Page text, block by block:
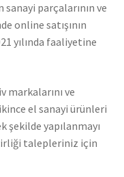
parçalarının ve
online satışının
yılında faaliyetine
ve
el sanayi ürünleri
şekilde yapılanmayı
talepleriniz için